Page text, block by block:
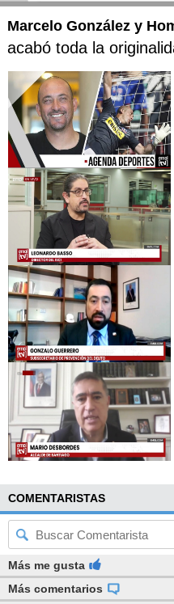
Marcelo González y
acabó toda la
COMENTARISTAS
Más me gusta
Más comentarios